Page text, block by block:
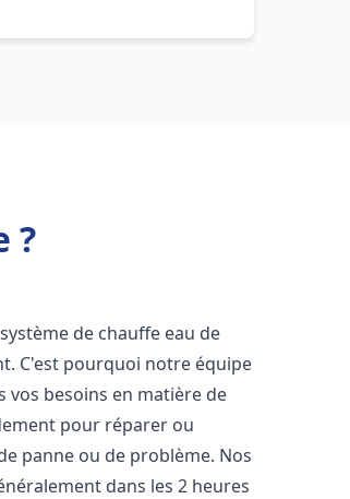
?
de chauffe eau de
C'est pourquoi notre équipe
besoins en matière de
pour réparer ou
panne ou de problème. Nos
dans les 2 heures